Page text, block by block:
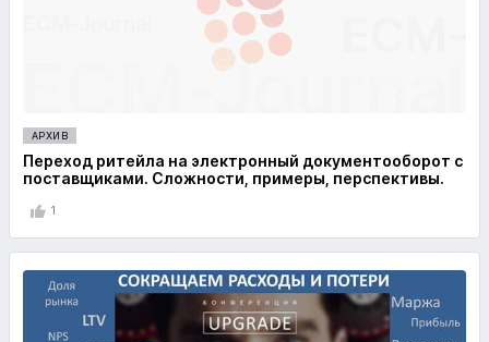
АРХИВ
Переход ритейла на электронный документооборот с
поставщиками. Сложности, примеры, перспективы.
1